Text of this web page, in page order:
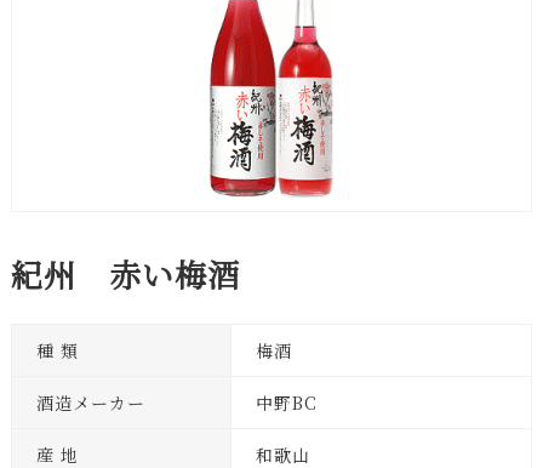
紀州 赤い梅酒
種 類 梅酒
酒造メーカー 中野BC
産 地 和歌山